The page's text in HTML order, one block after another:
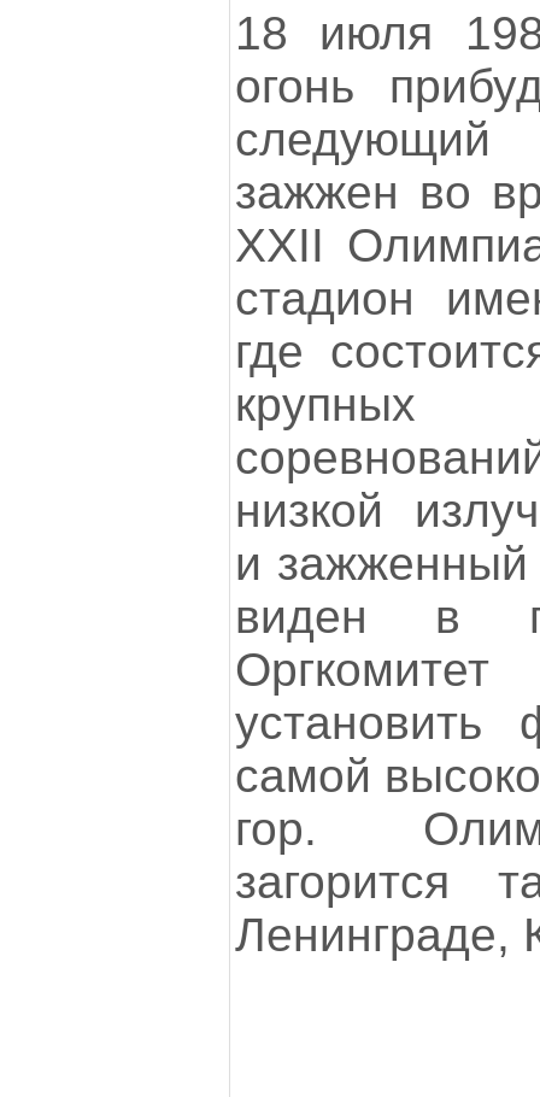
18 июля
огонь
зажжен во
XXII
стадион
где
крупных
низкой
и зажженный
виден в
установить
самой
гор.
загорится
Ленинграде,